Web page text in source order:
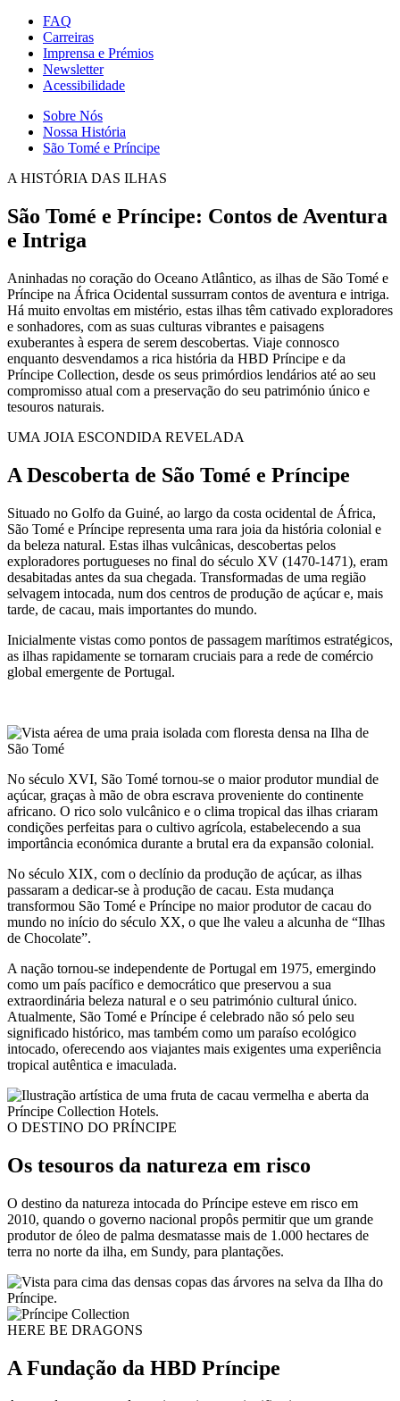
Secondary
Menu
FAQ
Carreiras
Imprensa e Prémios
Newsletter
Acessibilidade
Sobre Nós
Nossa História
São Tomé e Príncipe
A HISTÓRIA DAS ILHAS
São Tomé e Príncipe: Contos de Aventura
e Intriga
Aninhadas no coração do Oceano Atlântico, as ilhas de São Tomé e
Príncipe na África Ocidental sussurram contos de aventura e intriga.
Há muito envoltas em mistério, estas ilhas têm cativado exploradores
e sonhadores, com as suas culturas vibrantes e paisagens
exuberantes à espera de serem descobertas. Viaje connosco
enquanto desvendamos a rica história da HBD Príncipe e da
Príncipe Collection, desde os seus primórdios lendários até ao seu
compromisso atual com a preservação do seu património único e
tesouros naturais.
UMA JOIA ESCONDIDA REVELADA
A Descoberta de São Tomé e Príncipe
Situado no Golfo da Guiné, ao largo da costa ocidental de África,
São Tomé e Príncipe representa uma rara joia da história colonial e
da beleza natural. Estas ilhas vulcânicas, descobertas pelos
exploradores portugueses no final do século XV (1470-1471), eram
desabitadas antes da sua chegada. Transformadas de uma região
selvagem intocada, num dos centros de produção de açúcar e, mais
tarde, de cacau, mais importantes do mundo.
Inicialmente vistas como pontos de passagem marítimos estratégicos,
as ilhas rapidamente se tornaram cruciais para a rede de comércio
global emergente de Portugal.
No século XVI, São Tomé tornou-se o maior produtor mundial de
açúcar, graças à mão de obra escrava proveniente do continente
africano. O rico solo vulcânico e o clima tropical das ilhas criaram
condições perfeitas para o cultivo agrícola, estabelecendo a sua
importância económica durante a brutal era da expansão colonial.
No século XIX, com o declínio da produção de açúcar, as ilhas
passaram a dedicar-se à produção de cacau. Esta mudança
transformou São Tomé e Príncipe no maior produtor de cacau do
mundo no início do século XX, o que lhe valeu a alcunha de “Ilhas
de Chocolate”.
A nação tornou-se independente de Portugal em 1975, emergindo
como um país pacífico e democrático que preservou a sua
extraordinária beleza natural e o seu património cultural único.
Atualmente, São Tomé e Príncipe é celebrado não só pelo seu
significado histórico, mas também como um paraíso ecológico
intocado, oferecendo aos viajantes mais exigentes uma experiência
tropical autêntica e imaculada.
O DESTINO DO PRÍNCIPE
Os tesouros da natureza em risco
O destino da natureza intocada do Príncipe esteve em risco em
2010, quando o governo nacional propôs permitir que um grande
produtor de óleo de palma desmatasse mais de 1.000 hectares de
terra no norte da ilha, em Sundy, para plantações.
HERE BE DRAGONS
A Fundação da HBD Príncipe